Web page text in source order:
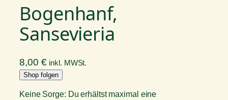
Bogenhanf,
Sansevieria
8,00 € inkl. MWSt.
Shop folgen
Keine Sorge: Du erhältst maximal eine